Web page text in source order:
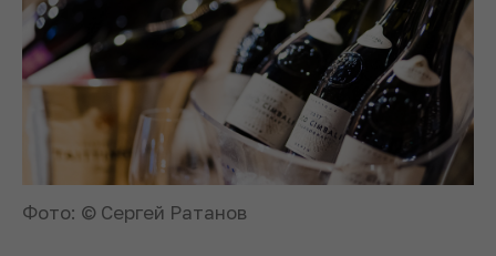
Фото: © Сергей Ратанов